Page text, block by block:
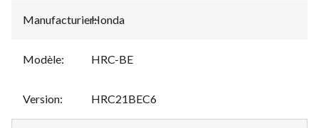
Manufacturier:
Honda
Modèle: HRC-BE
Version: HRC21BEC6